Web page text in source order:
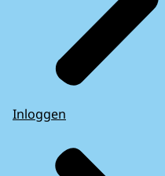
Inloggen